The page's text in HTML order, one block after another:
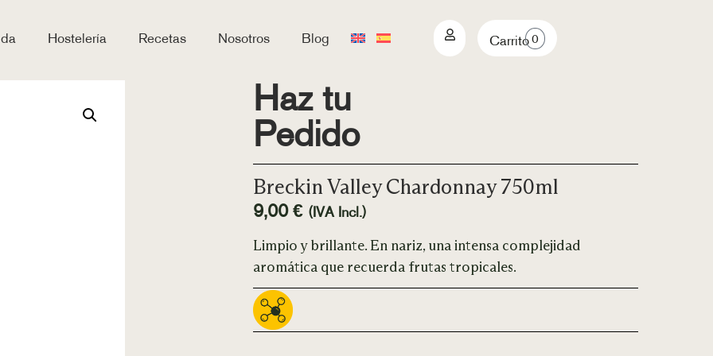
Hostelería Recetas Nosotros Blog Carrito0
Haz tu
Pedido
Breckin Valley Chardonnay 750ml
9,00€ (IVA Incl.)
Limpio y brillante. En nariz, una intensa complejidad
aromática que recuerda frutas tropicales.